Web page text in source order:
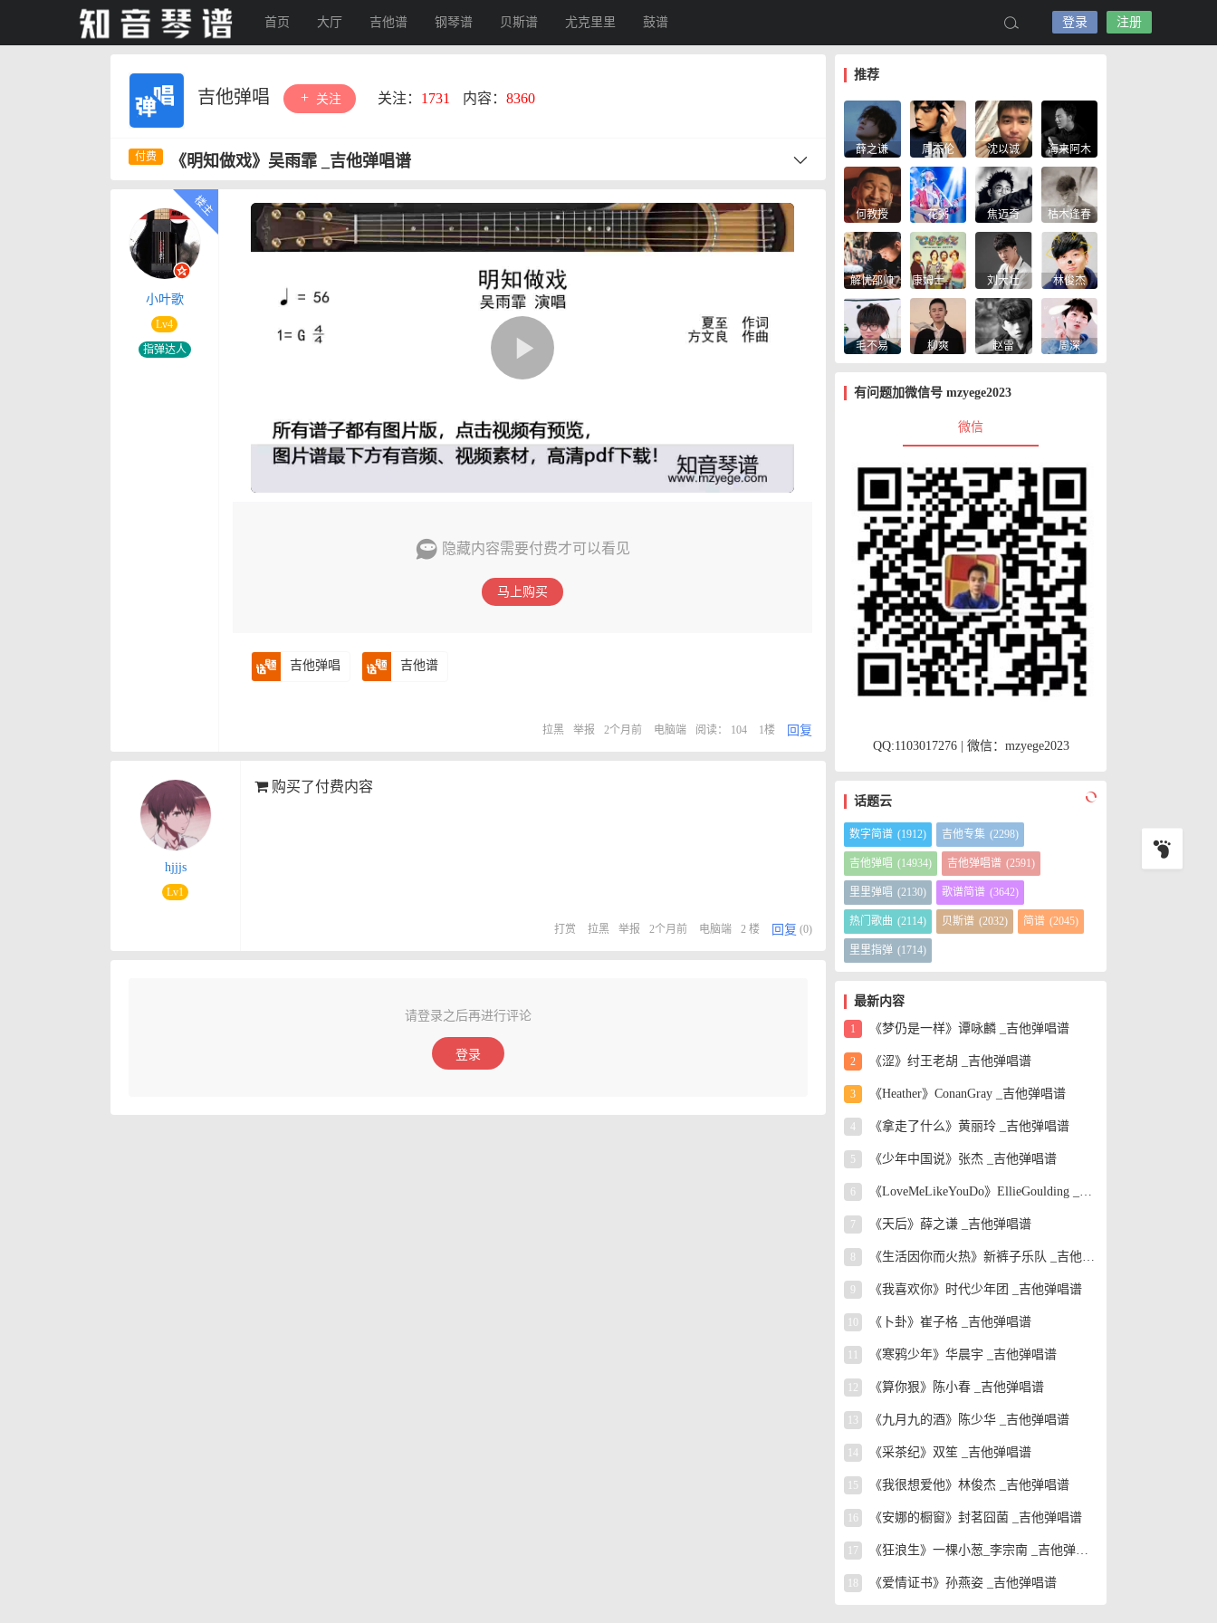
首页 大厅 吉他谱 钢琴谱 贝斯谱 尤克里里 鼓谱 登录 注册
吉他弹唱 关注 关注： 1731 内容： 8360
《明知做戏》吴雨霏 _吉他弹唱谱
小叶歌
Lv4
指弹达人
隐藏内容需要付费才可以看见
马上购买
吉他弹唱 吉他谱
拉黑 举报 2个月前 电脑端 阅读： 104 1楼 回复
hjjjs
Lv1
购买了付费内容
打赏 拉黑 举报 2个月前 电脑端 2 楼 回复 (0)
请登录之后再进行评论
登录
推荐
薛之谦 周杰伦 沈以诚 海来阿木
何教授 花粥 焦迈奇 枯木逢春
解忧邵帅 康姆士乐团 刘大壮 林俊杰
毛不易 柳爽 赵雷 周深
有问题加微信号 mzyege2023
微信
QQ:1103017276 | 微信：mzyege2023
话题云
数字简谱 (1912) 吉他专集 (2298)
吉他弹唱 (14934) 吉他弹唱谱 (2591)
里里弹唱 (2130) 歌谱简谱 (3642)
热门歌曲 (2114) 贝斯谱 (2032) 简谱 (2045)
里里指弹 (1714)
最新内容
1 《梦仍是一样》谭咏麟 _吉他弹唱谱
2 《涩》纣王老胡 _吉他弹唱谱
3 《Heather》ConanGray _吉他弹唱谱
4 《拿走了什么》黄丽玲 _吉他弹唱谱
5 《少年中国说》张杰 _吉他弹唱谱
6 《LoveMeLikeYouDo》EllieGoulding _吉他弹唱谱
7 《天后》薛之谦 _吉他弹唱谱
《生活因你而火热》新裤子乐队 _吉他弹唱谱
9 《我喜欢你》时代少年团 _吉他弹唱谱
《卜卦》崔子格 _吉他弹唱谱
《寒鸦少年》华晨宇 _吉他弹唱谱
12 《算你狠》陈小春 _吉他弹唱谱
13 《九月九的酒》陈少华 _吉他弹唱谱
14 《采茶纪》双笙 _吉他弹唱谱
15 《我很想爱他》林俊杰 _吉他弹唱谱
16 《安娜的橱窗》封茗囧菌 _吉他弹唱谱
17 《狂浪生》一棵小葱_李宗南 _吉他弹唱谱
《爱情证书》孙燕姿 _吉他弹唱谱